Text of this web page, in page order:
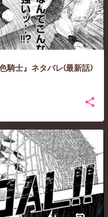
騎士』ネタバレ(最新話)